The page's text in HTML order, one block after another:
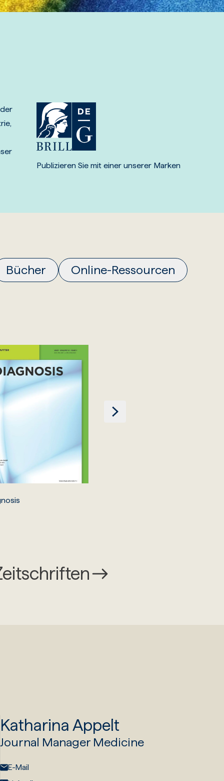
Publizieren Sie mit einer unserer Marken
Bücher Online-Ressourcen
Katharina Appelt
Journal Manager Medicine
E-Mail:
E-Mail